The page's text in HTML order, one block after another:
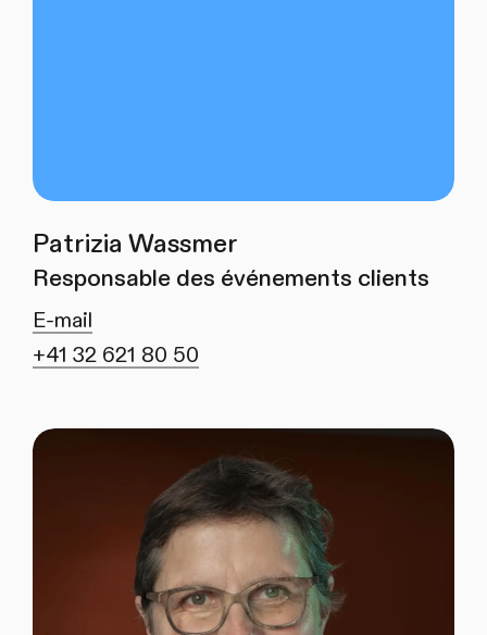
Patrizia Wassmer
Responsable des événements clients
E-mail
+41 32 621 80 50